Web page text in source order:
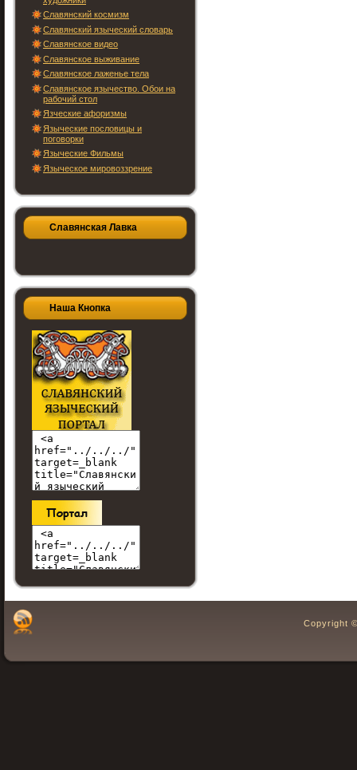
Славянский космизм
Славянский языческий словарь
Славянское видео
Славянское выживание
Славянское лаженье тела
Славянское язычество. Обои на
рабочий стол
Язческие афоризмы
Языческие пословицы и
поговорки
Языческие Фильмы
Языческое мировоззрение
Славянская Лавка
Наша Кнопка
Copyright